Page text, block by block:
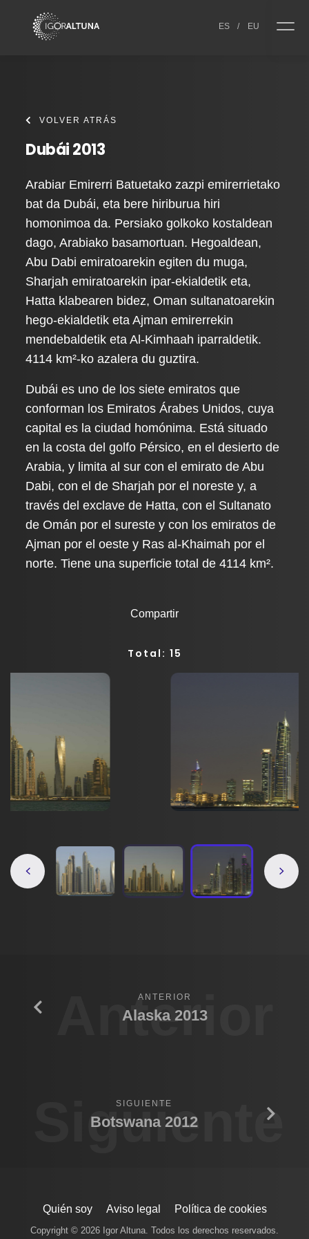
ES / EU
VOLVER ATRÁS
Dubái 2013
Arabiar Emirerri Batuetako zazpi emirerrietako
bat da Dubái, eta bere hiriburua hiri
homonimoa da. Persiako golkoko kostaldean
dago, Arabiako basamortuan. Hegoaldean,
Abu Dabi emiratoarekin egiten du muga,
Sharjah emiratoarekin ipar-ekialdetik eta,
Hatta klabearen bidez, Oman sultanatoarekin
hego-ekialdetik eta Ajman emirerrekin
mendebaldetik eta Al-Kimhaah iparraldetik.
4114 km²-ko azalera du guztira.
Dubái es uno de los siete emiratos que
conforman los Emiratos Árabes Unidos, cuya
capital es la ciudad homónima. Está situado
en la costa del golfo Pérsico, en el desierto de
Arabia, y limita al sur con el emirato de Abu
Dabi, con el de Sharjah por el noreste y, a
través del exclave de Hatta, con el Sultanato
de Omán por el sureste y con los emiratos de
Ajman por el oeste y Ras al-Khaimah por el
norte. Tiene una superficie total de 4114 km².
Compartir
Total: 15
Anterior
ANTERIOR
Alaska 2013
Siguiente
SIGUIENTE
Botswana 2012
Quién soy Aviso legal Política de cookies
Copyright © 2026 Igor Altuna. Todos los derechos reservados.